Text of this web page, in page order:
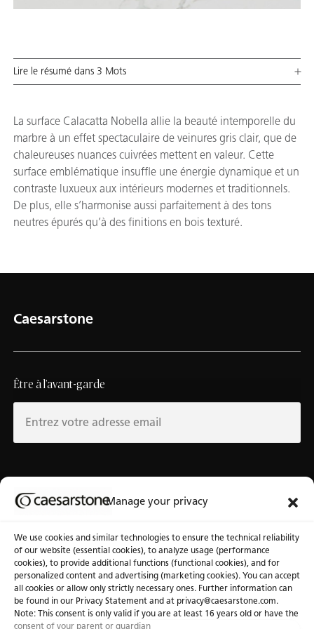
Manage your privacy
We use cookies and similar technologies to ensure the technical reliability
of our website (essential cookies), to analyze usage (performance
cookies), to provide additional functions (functional cookies), and for
personalized content and advertising (marketing cookies). You can accept
all cookies or allow only strictly necessary ones. Further information can
be found in our Privacy Statement and at privacy@caesarstone.com.
Note: This consent is only valid if you are at least 16 years old or have the
consent of your parent or guardian
Lire le résumé dans 3 Mots
La surface Calacatta Nobella allie la beauté intemporelle du
marbre à un effet spectaculaire de veinures gris clair, que de
chaleureuses nuances cuivrées mettent en valeur. Cette
surface emblématique insuffle une énergie dynamique et un
contraste luxueux aux intérieurs modernes et traditionnels.
De plus, elle s’harmonise aussi parfaitement à des tons
neutres épurés qu’à des finitions en bois texturé.
Caesarstone
Être à l’avant-garde
Pourquoi Caesarstone Communiquez avec nous